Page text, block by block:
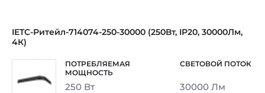
IETC-Ритейл-714074-250-30000 (250Вт, IP20, 30000Лм,
4К)
250 Вт 30000 Лм